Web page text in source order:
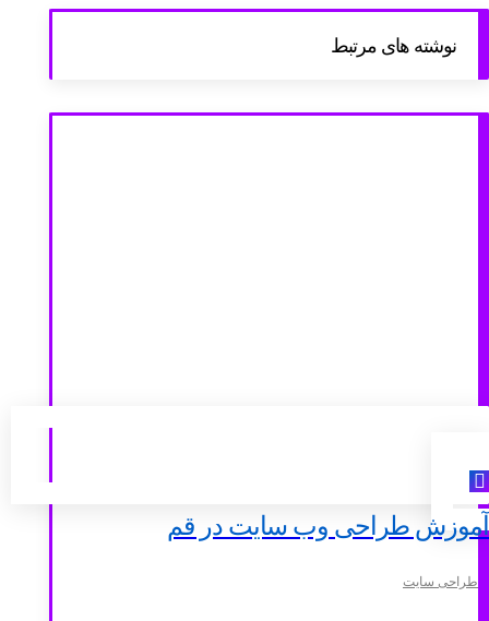
نوشته های مرتبط
آموزش طراحی وب سایت در قم
طراحی سایت